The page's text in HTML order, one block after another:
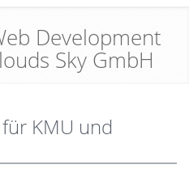
Development
Sky GmbH
KMU und